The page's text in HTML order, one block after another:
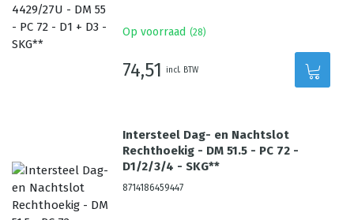
Op voorraad (28)
74,51 incl. BTW
Intersteel Dag- en Nachtslot
Rechthoekig - DM 51.5 - PC 72 -
D1/2/3/4 - SKG**
8714186459447